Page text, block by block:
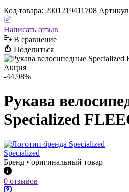
Код товара: 2001219411708
Написать отзыв
В сравнениe
Поделиться
Акция
-44.98%
Рукава
Specialized
Specialized
Бренд • оригинальный товар
0 отзывов